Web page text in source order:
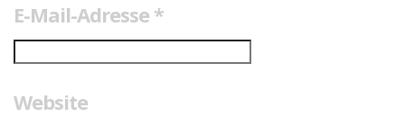
E-Mail-Adresse *
Website